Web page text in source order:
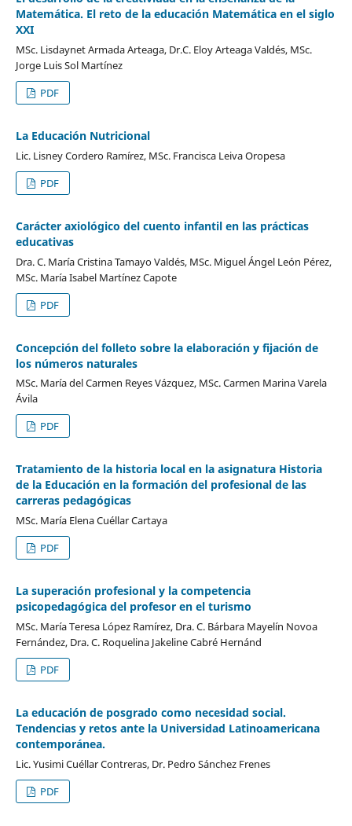
Matemática. El reto de la educación Matemática en el siglo
XXI
MSc. Lisdaynet Armada Arteaga, Dr.C. Eloy Arteaga Valdés, MSc.
Jorge Luis Sol Martínez
PDF
La Educación Nutricional
Lic. Lisney Cordero Ramírez, MSc. Francisca Leiva Oropesa
PDF
Carácter axiológico del cuento infantil en las prácticas
educativas
Dra. C. María Cristina Tamayo Valdés, MSc. Miguel Ángel León Pérez,
MSc. María Isabel Martínez Capote
PDF
Concepción del folleto sobre la elaboración y fijación de
los números naturales
MSc. María del Carmen Reyes Vázquez, MSc. Carmen Marina Varela
Ávila
PDF
Tratamiento de la historia local en la asignatura Historia
de la Educación en la formación del profesional de las
carreras pedagógicas
MSc. María Elena Cuéllar Cartaya
PDF
La superación profesional y la competencia
psicopedagógica del profesor en el turismo
MSc. María Teresa López Ramírez, Dra. C. Bárbara Mayelín Novoa
Fernández, Dra. C. Roquelina Jakeline Cabré Hernánd
PDF
La educación de posgrado como necesidad social.
Tendencias y retos ante la Universidad Latinoamericana
contemporánea.
Lic. Yusimi Cuéllar Contreras, Dr. Pedro Sánchez Frenes
PDF